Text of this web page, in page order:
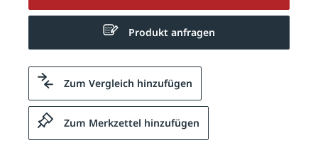
Produkt anfragen
Zum Vergleich hinzufügen
Zum Merkzettel hinzufügen